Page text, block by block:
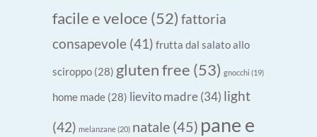
facile e veloce (52) fattoria
consapevole (41) frutta dal salato allo
sciroppo (28) gluten free (53) gnocchi (19)
home made (28) lievito madre(34) light
(42) melanzane(20) natale (45) pane e